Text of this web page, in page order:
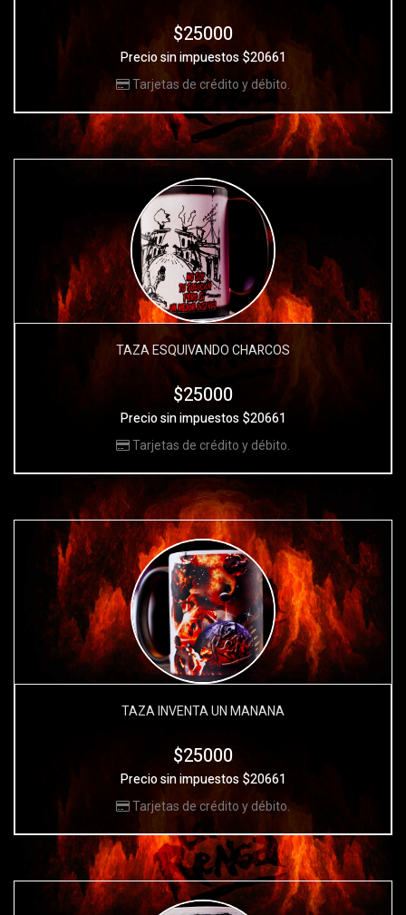
$25000
Precio sin impuestos $20661
Tarjetas de crédito y débito.
TAZA ESQUIVANDO CHARCOS
$25000
Precio sin impuestos $20661
Tarjetas de crédito y débito.
TAZA INVENTA UN MAÑANA
$25000
Precio sin impuestos $20661
Tarjetas de crédito y débito.